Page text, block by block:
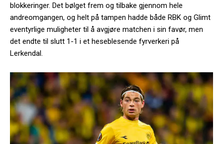
blokkeringer. Det bølget frem og tilbake gjennom hele
andreomgangen, og helt på tampen hadde både RBK og Glimt
eventyrlige muligheter til å avgjøre matchen i sin favør, men
det endte til slutt 1-1 i et heseblesende fyrverkeri på
Lerkendal.